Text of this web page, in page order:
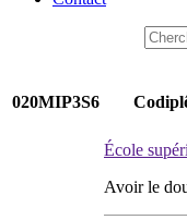
020MIP3S6
École
Avoir le